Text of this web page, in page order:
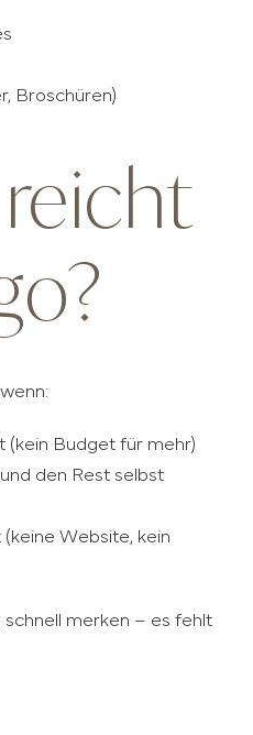
Broschüren)
(kein Budget für mehr)
den Rest selbst
Website, kein
schnell merken – es fehlt